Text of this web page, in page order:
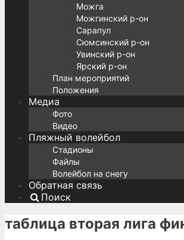
Можга
Можгинский р-он
Сарапул
Сюмсинский р-он
Увинский р-он
Ярский р-он
План мероприятий
Положения
Медиа
Фото
Видео
Пляжный волейбол
Стадионы
Файлы
Волейбол на снегу
Обратная связь
Поиск
таблица вторая лига